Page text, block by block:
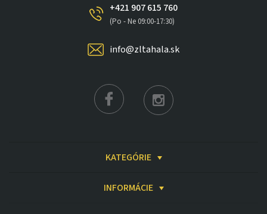
+421 907 615 760
(Po - Ne 09:00-17:30)
info@zltahala.sk
KATEGÓRIE
INFORMÁCIE